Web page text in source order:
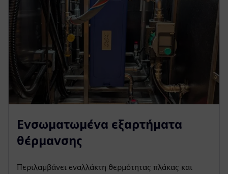
Ενσωματωμένα εξαρτήματα
θέρμανσης
Περιλαμβάνει εναλλάκτη θερμότητας πλάκας και